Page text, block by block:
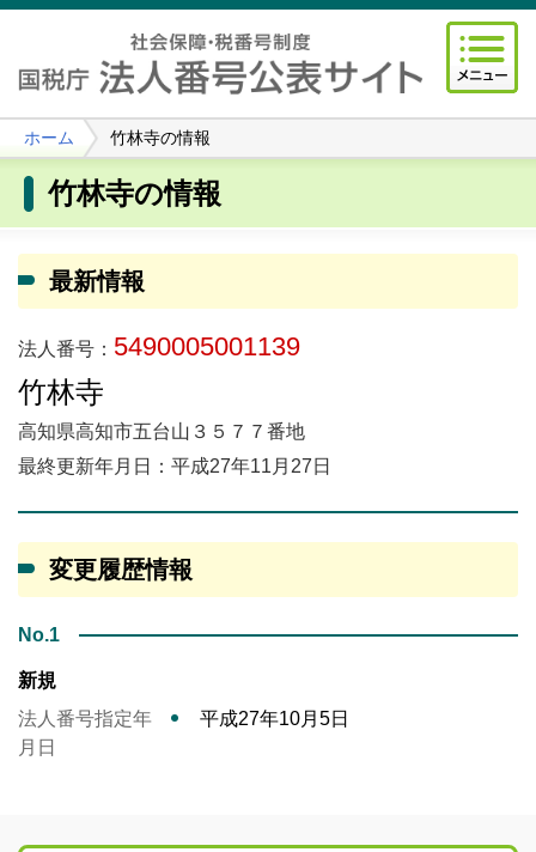
ホーム 竹林寺の情報
竹林寺の情報
最新情報
法人番号： 5490005001139
竹林寺
高知県高知市五台山３５７７番地
最終更新年月日：平成27年11月27日
変更履歴情報
No.1
新規
法人番号指定年
月日
平成27年10月5日